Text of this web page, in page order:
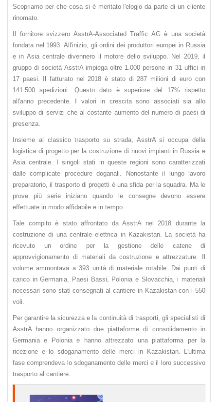
Scopriamo per che cosa si è meritato l'elogio da parte di un cliente
rinomato.
Il fornitore svizzero AsstrA-Associated Traffic AG è una società
fondata nel 1993. All'inizio, gli ordini dei produttori europei in Russia
e in Asia centrale divennero il motore dello sviluppo. Nel 2019, il
gruppo di società AsstrA impiega oltre 1.000 persone in 31 uffici in
17 paesi. Il fatturato nel 2018 è stato di 287 milioni di euro con
141.500 spedizioni. Questo dato è superiore del 17% rispetto
all'anno precedente. I valori in crescita sono associati sia allo
sviluppo di servizi che al costante aumento del numero di paesi di
presenza.
Insieme al classico trasporto su strada, AsstrA si occupa della
logistica di progetto per la costruzione di nuovi impianti in Russia e
Asia centrale. I singoli stati in queste regioni sono caratterizzati
dalle complicate procedure doganali. Nonostante il lungo lavoro
preparatorio, il trasporto di progetti è una sfida per la squadra. Ma le
prove più serie iniziano quando le consegne devono essere
effettuate in modo affidabile e in tempo.
Tale compito è stato affrontato da AsstrA nel 2018 durante la
costruzione di una centrale elettrica in Kazakistan. La società ha
ricevuto un ordine per la gestione delle catene di
approvvigionamento di materiali da costruzione e attrezzature. Il
volume ammontava a 393 unità di materiale rotabile. Dai punti di
carico in Germania, Paesi Bassi, Polonia e Slovacchia, i materiali
necessari sono stati consegnati al cantiere in Kazakistan con i 550
voli.
Per garantire la sicurezza e la continuità di trasporti, gli specialisti di
AsstrA hanno organizzato due piattaforme di consolidamento in
Germania e Polonia e hanno attrezzato una piattaforma per la
ricezione e lo sdoganamento delle merci in Kazakistan. L'ultima
fase comprendeva lo sdoganamento delle merci e il loro successivo
trasporto al cantiere.